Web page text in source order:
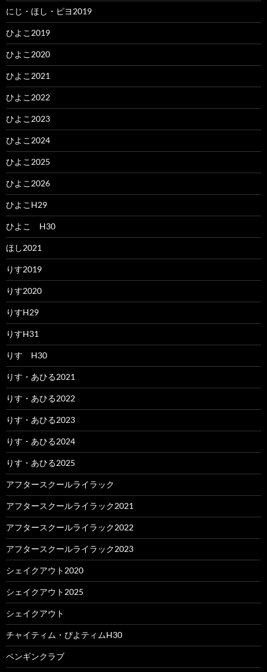
にじ・ほし・ピヨ2019
ひよこ2019
ひよこ2020
ひよこ2021
ひよこ2022
ひよこ2023
ひよこ2024
ひよこ2025
ひよこ2026
ひよこH29
ひよこ H30
ほし2021
りす2019
りす2020
りすH29
りすH31
りす H30
りす・あひる2021
りす・あひる2022
りす・あひる2023
りす・あひる2024
りす・あひる2025
アフタースクールライラック
アフタースクールライラック2021
アフタースクールライラック2022
アフタースクールライラック2023
シェイクアウト2020
シェイクアウト2025
シェイクアウト
チャイティム・ぴよティムH30
ペンギンクラブ